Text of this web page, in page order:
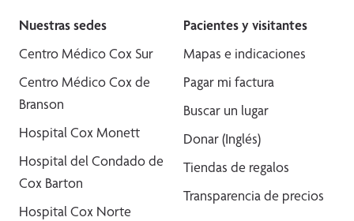
Nuestras sedes
Centro Médico Cox Sur
Centro Médico Cox de
Branson
Hospital Cox Monett
Hospital del Condado de
Cox Barton
Hospital Cox Norte
Pacientes y visitantes
Mapas e indicaciones
Pagar mi factura
Buscar un lugar
Donar (Inglés)
Tiendas de regalos
Transparencia de precios